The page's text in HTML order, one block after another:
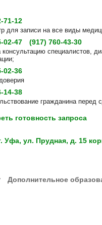
71-12
для записи на все виды
02-47 (917) 760-43-30
консультацию специалистов,
02-36
14-38
гражданина перед
готовность запроса
Уфа, ул. Прудная, д. 15
Дополнительное